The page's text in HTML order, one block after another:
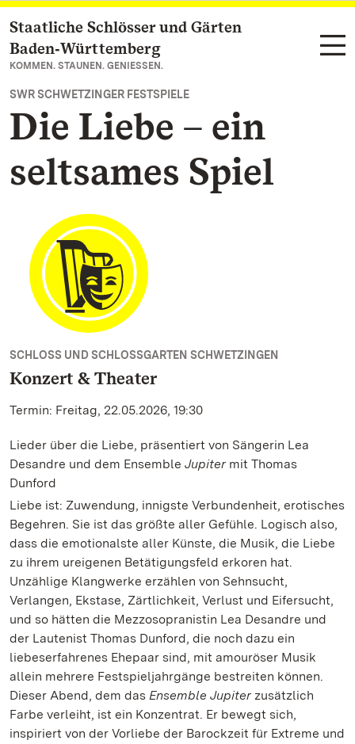
Zum Hauptinhalt springen
Staatliche Schlösser und Gärten
Baden‑Württemberg
KOMMEN. STAUNEN. GENIESSEN.
SWR SCHWETZINGER FESTSPIELE
Die Liebe – ein
seltsames Spiel
SCHLOSS UND SCHLOSSGARTEN SCHWETZINGEN
Konzert & Theater
Termin: Freitag, 22.05.2026, 19:30
Lieder über die Liebe, präsentiert von Sängerin Lea
Desandre und dem Ensemble Jupiter mit Thomas
Dunford
Liebe ist: Zuwendung, innigste Verbundenheit, erotisches
Begehren. Sie ist das größte aller Gefühle. Logisch also,
dass die emotionalste aller Künste, die Musik, die Liebe
zu ihrem ureigenen Betätigungsfeld erkoren hat.
Unzählige Klangwerke erzählen von Sehnsucht,
Verlangen, Ekstase, Zärtlichkeit, Verlust und Eifersucht,
und so hätten die Mezzosopranistin Lea Desandre und
der Lautenist Thomas Dunford, die noch dazu ein
liebeserfahrenes Ehepaar sind, mit amouröser Musik
allein mehrere Festspieljahrgänge bestreiten können.
Dieser Abend, dem das Ensemble Jupiter zusätzlich
Farbe verleiht, ist ein Konzentrat. Er bewegt sich,
inspiriert von der Vorliebe der Barockzeit für Extreme und